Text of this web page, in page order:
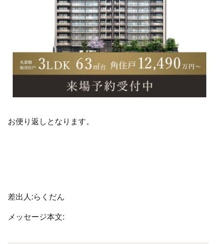
お便り返しとなります。
差出人:らくだん
メッセージ本文: